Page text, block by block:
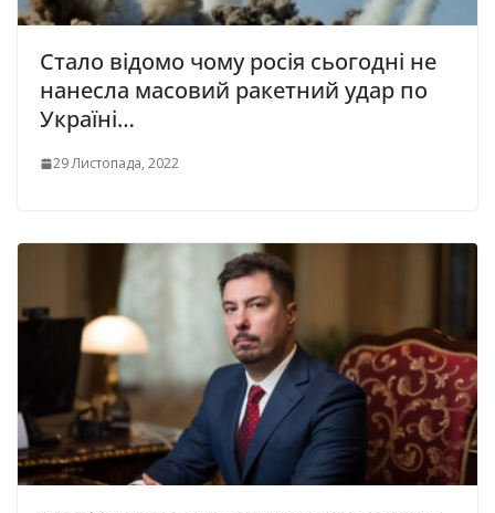
Стало відомо чому росія сьогодні не
нанесла масовий ракетний удар по
Україні…
29 Листопада, 2022